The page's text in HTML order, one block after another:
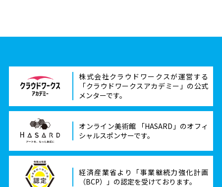
株式会社クラウドワークスが運営する
「クラウドワークスアカデミー」の公式
メンターです。
オンライン美術館 「HASARD」のオフィ
シャルスポンサーです。
経済産業省より「事業継続力強化計画
（BCP）」の認定を受けております。